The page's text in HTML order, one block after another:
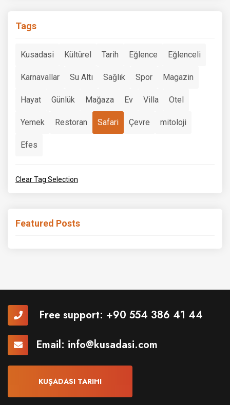
Tags
Kusadasi Kültürel Tarih Eğlence Eğlenceli
Karnavallar Su Altı Sağlık Spor Magazin
Hayat Günlük Mağaza Ev Villa Otel
Yemek Restoran Safari Çevre mitoloji
Efes
Clear Tag Selection
Featured Posts
Free support: +90 554 386 41 44
Email: info@kusadasi.com
KUŞADASI TARIHI